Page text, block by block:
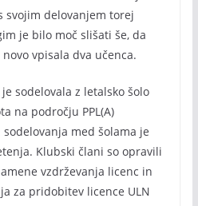
svojim delovanjem torej
je bilo moč slišati še, da
vpisala dva učenca.
sodelovala z letalsko šolo
na področju PPL(A)
med šolama je
Klubski člani so opravili
vzdrževanja licenc in
za pridobitev licence ULN